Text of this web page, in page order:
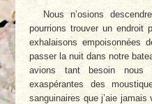
Nous n’osions
pourrions trouver un endroit
exhalaisons empoisonnées
passer la nuit dans notre
avions tant besoin
exaspérantes des
sanguinaires que j’aie